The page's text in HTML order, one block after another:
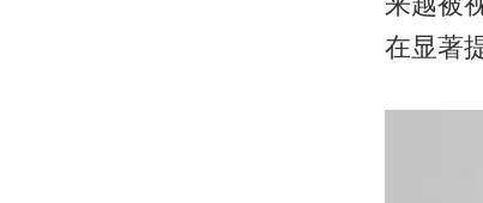
在显著